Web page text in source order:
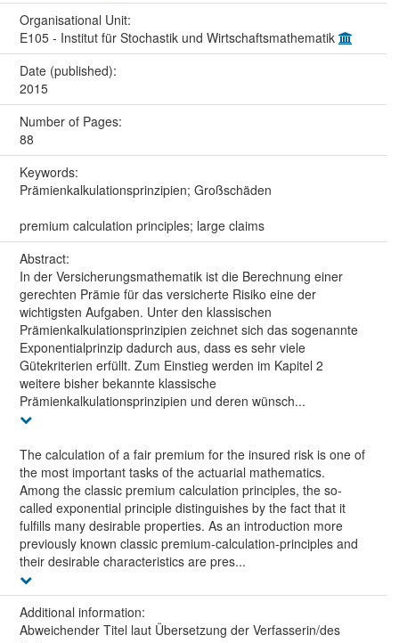
Organisational Unit:
E105 - Institut für Stochastik und Wirtschaftsmathematik
Date (published):
2015
Number of Pages:
88
Keywords:
Prämienkalkulationsprinzipien; Großschäden
premium calculation principles; large claims
Abstract:
In der Versicherungsmathematik ist die Berechnung einer
gerechten Prämie für das versicherte Risiko eine der
wichtigsten Aufgaben. Unter den klassischen
Prämienkalkulationsprinzipien zeichnet sich das sogenannte
Exponentialprinzip dadurch aus, dass es sehr viele
Gütekriterien erfüllt. Zum Einstieg werden im Kapitel 2
weitere bisher bekannte klassische
Prämienkalkulationsprinzipien und deren wünsch...
The calculation of a fair premium for the insured risk is one of
the most important tasks of the actuarial mathematics.
Among the classic premium calculation principles, the so-
called exponential principle distinguishes by the fact that it
fulfills many desirable properties. As an introduction more
previously known classic premium-calculation-principles and
their desirable characteristics are pres...
Additional information:
Abweichender Titel laut Übersetzung der Verfasserin/des